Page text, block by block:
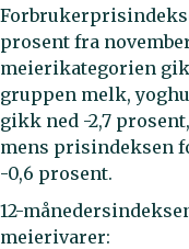
prosent fra
meierikategorien
gruppen melk,
gikk ned -2,7
mens prisindeksen
-0,6 prosent.
12-
meierivarer: